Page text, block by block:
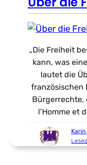
„Die Freiheit
kann, was
lautet die
französischen
Bürgerrechte,
l’Homme et
Karin